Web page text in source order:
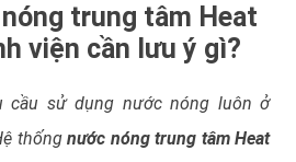
trung tâm Heat
viện cần lưu ý gì?
cầu sử dụng nước nóng luôn ở
thốngnước nóng trung tâm Heat